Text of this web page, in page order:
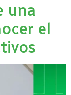
una
el